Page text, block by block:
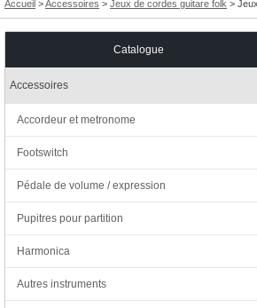
Accueil >Accessoires > Jeux de cordes guitare folk >
Catalogue
Accessoires
Accordeur et metronome
Footswitch
Pédale de volume / expression
Pupitres pour partition
Harmonica
Autres instruments